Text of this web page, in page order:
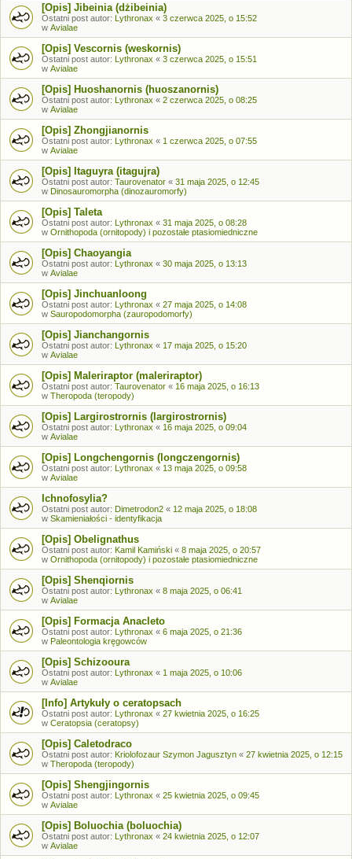
[Opis] Jibeinia (dżibeinia)
Ostatni post autor: Lythronax « 3 czerwca 2025, o 15:52
w Avialae
[Opis] Vescornis (weskornis)
Ostatni post autor: Lythronax « 3 czerwca 2025, o 15:51
w Avialae
[Opis] Huoshanornis (huoszanornis)
Ostatni post autor: Lythronax « 2 czerwca 2025, o 08:25
w Avialae
[Opis] Zhongjianornis
Ostatni post autor: Lythronax « 1 czerwca 2025, o 07:55
w Avialae
[Opis] Itaguyra (itagujra)
Ostatni post autor: Taurovenator « 31 maja 2025, o 12:45
w Dinosauromorpha (dinozauromorfy)
[Opis] Taleta
Ostatni post autor: Lythronax « 31 maja 2025, o 08:28
w Ornithopoda (ornitopody) i pozostałe ptasiomiedniczne
[Opis] Chaoyangia
Ostatni post autor: Lythronax « 30 maja 2025, o 13:13
w Avialae
[Opis] Jinchuanloong
Ostatni post autor: Lythronax « 27 maja 2025, o 14:08
w Sauropodomorpha (zauropodomorfy)
[Opis] Jianchangornis
Ostatni post autor: Lythronax « 17 maja 2025, o 15:20
w Avialae
[Opis] Maleriraptor (maleriraptor)
Ostatni post autor: Taurovenator « 16 maja 2025, o 16:13
w Theropoda (teropody)
[Opis] Largirostrornis (largirostrornis)
Ostatni post autor: Lythronax « 16 maja 2025, o 09:04
w Avialae
[Opis] Longchengornis (longczengornis)
Ostatni post autor: Lythronax « 13 maja 2025, o 09:58
w Avialae
Ichnofosylia?
Ostatni post autor: Dimetrodon2 « 12 maja 2025, o 18:08
w Skamieniałości - identyfikacja
[Opis] Obelignathus
Ostatni post autor: Kamil Kamiński « 8 maja 2025, o 20:57
w Ornithopoda (ornitopody) i pozostałe ptasiomiedniczne
[Opis] Shenqiornis
Ostatni post autor: Lythronax « 8 maja 2025, o 06:41
w Avialae
[Opis] Formacja Anacleto
Ostatni post autor: Lythronax « 6 maja 2025, o 21:36
w Paleontologia kręgowców
[Opis] Schizooura
Ostatni post autor: Lythronax « 1 maja 2025, o 10:06
w Avialae
[Info] Artykuły o ceratopsach
Ostatni post autor: Lythronax « 27 kwietnia 2025, o 16:25
w Ceratopsia (ceratopsy)
[Opis] Caletodraco
Ostatni post autor: Kriolofozaur Szymon Jagusztyn « 27 kwietnia 2025, o 12:15
w Theropoda (teropody)
[Opis] Shengjingornis
Ostatni post autor: Lythronax « 25 kwietnia 2025, o 09:45
w Avialae
[Opis] Boluochia (boluochia)
Ostatni post autor: Lythronax « 24 kwietnia 2025, o 12:07
w Avialae